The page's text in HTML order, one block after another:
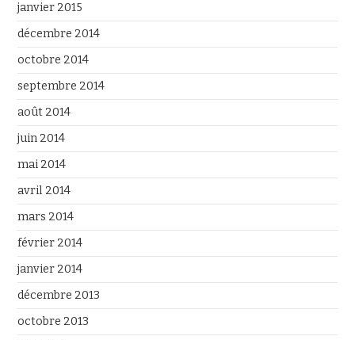
janvier 2015
décembre 2014
octobre 2014
septembre 2014
août 2014
juin 2014
mai 2014
avril 2014
mars 2014
février 2014
janvier 2014
décembre 2013
octobre 2013